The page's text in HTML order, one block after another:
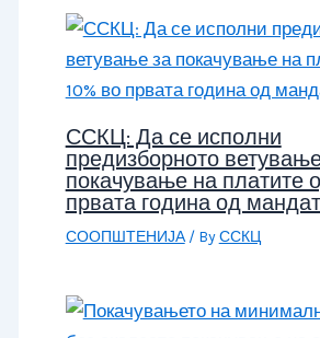
ССКЦ: Да се исполни
предизборното
покачување на платите
првата година од
СООПШТЕНИЈА/ ByССКЦ